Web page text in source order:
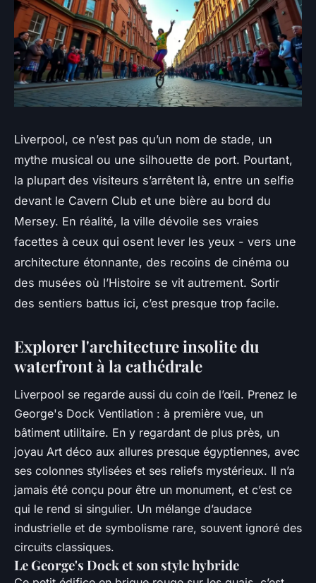
Liverpool, ce n’est pas qu’un nom de stade, un
mythe musical ou une silhouette de port. Pourtant,
la plupart des visiteurs s’arrêtent là, entre un selfie
devant le Cavern Club et une bière au bord du
Mersey. En réalité, la ville dévoile ses vraies
facettes à ceux qui osent lever les yeux - vers une
architecture étonnante, des recoins de cinéma ou
des musées où l’Histoire se vit autrement. Sortir
des sentiers battus ici, c’est presque trop facile.
Explorer l'architecture insolite du
waterfront à la cathédrale
Liverpool se regarde aussi du coin de l’œil. Prenez le
George's Dock Ventilation : à première vue, un
bâtiment utilitaire. En y regardant de plus près, un
joyau Art déco aux allures presque égyptiennes, avec
ses colonnes stylisées et ses reliefs mystérieux. Il n’a
jamais été conçu pour être un monument, et c’est ce
qui le rend si singulier. Un mélange d’audace
industrielle et de symbolisme rare, souvent ignoré des
circuits classiques.
Le George's Dock et son style hybride